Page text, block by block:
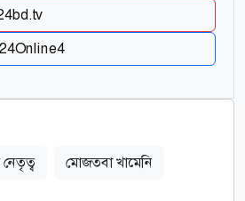
মোজতবা খামেনি